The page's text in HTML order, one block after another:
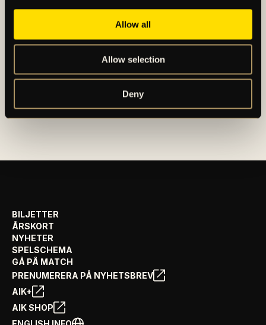
Allow all
Allow selection
Deny
elitfotbollsverksamhet genom ett herrlag och ett
damlag. Herrlaget spelar i Allsvenskan och damlaget
spelar i OBOS Damallsvenskan. AIK Fotboll AB är
noterat på NGM Nordic Growth Market Stockholm.
AIK FOTBOLLSFÖRENING
BILJETTER
ÅRSKORT
NYHETER
SPELSCHEMA
GÅ PÅ MATCH
PRENUMERERA PÅ NYHETSBREV
AIK+
AIK SHOP